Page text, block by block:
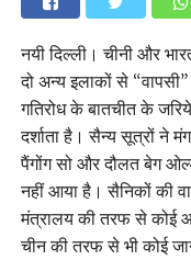
नयी दिल्ली। चीनी और
दो अन्य इलाकों से
गतिरोध के बातचीत के
दर्शाता है। सैन्य सूत्रों ने
पैंगोंग सो और दौलत बेग
नहीं आया है। सैनिकों की
मंत्रालय की तरफ से कोई
चीन की तरफ से भी कोई